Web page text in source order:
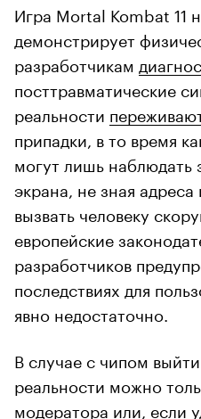
Игра Mortal Kombat 11
демонстрирует
разработчикам
посттравматические
реальности
припадки, в то время
могут лишь наблюдать
экрана, не зная
вызвать человеку
европейские
разработчиков
последствиях для
явно недостаточно.
В случае с чипом
реальности можно
модератора или, если